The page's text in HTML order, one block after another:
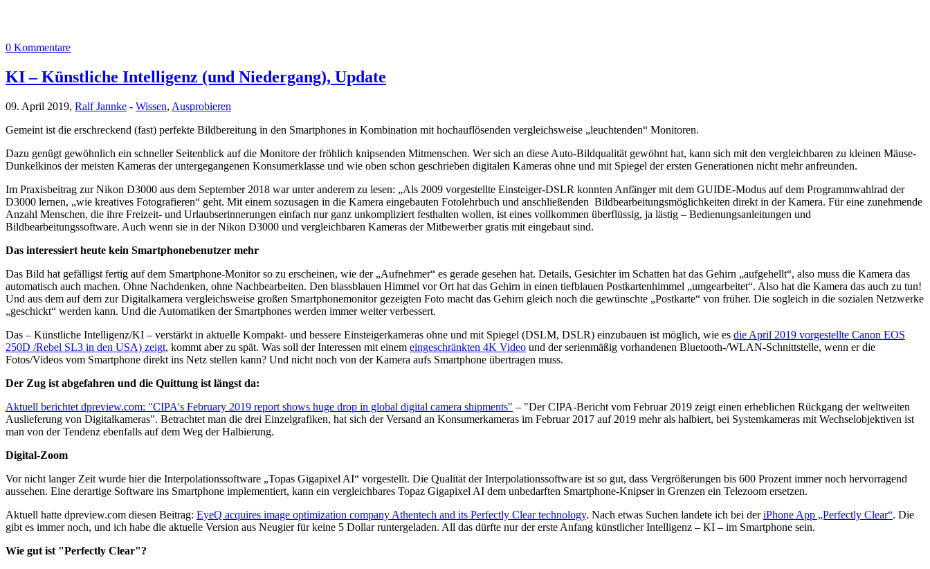
0 Kommentare
KI – Künstliche Intelligenz (und Niedergang), Update
09. April 2019, Ralf Jannke - Wissen, Ausprobieren
Gemeint ist die erschreckend (fast) perfekte Bildbereitung in den Smartphones in Kombination mit hochauflösenden vergleichsweise „leuchtenden“ Monitoren.
Dazu genügt gewöhnlich ein schneller Seitenblick auf die Monitore der fröhlich knipsenden Mitmenschen. Wer sich an diese Auto-Bildqualität gewöhnt hat, kann sich mit den vergleichbaren zu kleinen Mäuse-
Dunkelkinos der meisten Kameras der untergegangenen Konsumerklasse und wie oben schon geschrieben digitalen Kameras ohne und mit Spiegel der ersten Generationen nicht mehr anfreunden.
Im Praxisbeitrag zur Nikon D3000 aus dem September 2018 war unter anderem zu lesen: „Als 2009 vorgestellte Einsteiger-DSLR konnten Anfänger mit dem GUIDE-Modus auf dem Programmwahlrad der
D3000 lernen, „wie kreatives Fotografieren“ geht. Mit einem sozusagen in die Kamera eingebauten Fotolehrbuch und anschließenden Bildbearbeitungsmöglichkeiten direkt in der Kamera. Für eine zunehmende
Anzahl Menschen, die ihre Freizeit- und Urlaubserinnerungen einfach nur ganz unkompliziert festhalten wollen, ist eines vollkommen überflüssig, ja lästig – Bedienungsanleitungen und
Bildbearbeitungssoftware. Auch wenn sie in der Nikon D3000 und vergleichbaren Kameras der Mitbewerber gratis mit eingebaut sind.
Das interessiert heute kein Smartphonebenutzer mehr
Das Bild hat gefälligst fertig auf dem Smartphone-Monitor so zu erscheinen, wie der „Aufnehmer“ es gerade gesehen hat. Details, Gesichter im Schatten hat das Gehirn „aufgehellt“, also muss die Kamera das
automatisch auch machen. Ohne Nachdenken, ohne Nachbearbeiten. Den blassblauen Himmel vor Ort hat das Gehirn in einen tiefblauen Postkartenhimmel „umgearbeitet“. Also hat die Kamera das auch zu tun!
Und aus dem auf dem zur Digitalkamera vergleichsweise großen Smartphonemonitor gezeigten Foto macht das Gehirn gleich noch die gewünschte „Postkarte“ von früher. Die sogleich in die sozialen Netzwerke
„geschickt“ werden kann. Und die Automatiken der Smartphones werden immer weiter verbessert.
Das – Künstliche Intelligenz/KI – verstärkt in aktuelle Kompakt- und bessere Einsteigerkameras ohne und mit Spiegel (DSLM, DSLR) einzubauen ist möglich, wie es die April 2019 vorgestellte Canon EOS
250D /Rebel SL3 in den USA) zeigt, kommt aber zu spät. Was soll der Interessen mit einem eingeschränkten 4K Video und der serienmäßig vorhandenen Bluetooth-/WLAN-Schnittstelle, wenn er die
Fotos/Videos vom Smartphone direkt ins Netz stellen kann? Und nicht noch von der Kamera aufs Smartphone übertragen muss.
Der Zug ist abgefahren und die Quittung ist längst da:
Aktuell berichtet dpreview.com: "CIPA's February 2019 report shows huge drop in global digital camera shipments" – "Der CIPA-Bericht vom Februar 2019 zeigt einen erheblichen Rückgang der weltweiten
Auslieferung von Digitalkameras". Betrachtet man die drei Einzelgrafiken, hat sich der Versand an Konsumerkameras im Februar 2017 auf 2019 mehr als halbiert, bei Systemkameras mit Wechselobjektiven ist
man von der Tendenz ebenfalls auf dem Weg der Halbierung.
Digital-Zoom
Vor nicht langer Zeit wurde hier die Interpolationssoftware „Topas Gigapixel AI“ vorgestellt. Die Qualität der Interpolationssoftware ist so gut, dass Vergrößerungen bis 600 Prozent immer noch hervorragend
aussehen. Eine derartige Software ins Smartphone implementiert, kann ein vergleichbares Topaz Gigapixel AI dem unbedarften Smartphone-Knipser in Grenzen ein Telezoom ersetzen.
Aktuell hatte dpreview.com diesen Beitrag: EyeQ acquires image optimization company Athentech and its Perfectly Clear technology. Nach etwas Suchen landete ich bei deriPhone App „Perfectly Clear“. Die
gibt es immer noch, und ich habe die aktuelle Version aus Neugier für keine 5 Dollar runtergeladen. All das dürfte nur der erste Anfang künstlicher Intelligenz – KI – im Smartphone sein.
Wie gut ist "Perfectly Clear"?